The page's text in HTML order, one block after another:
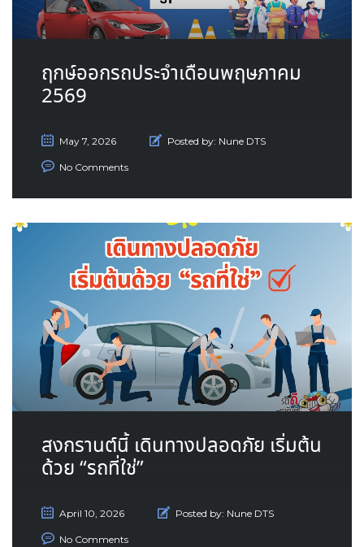
ฤกษ์ออกรถประจำเดือนพฤษภาคม
2569
May 7, 2026 Posted by: Nune DTS
No Comments
สงกรานต์นี้ เดินทางปลอดภัย เริ่มต้น
ด้วย “รถที่ใช่”
April 10, 2026 Posted by: Nune DTS
No Comments